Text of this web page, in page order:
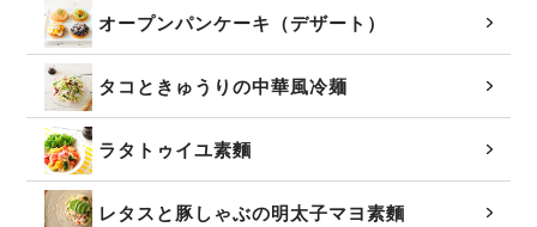
オープンパンケーキ（デザート）
タコときゅうりの中華風冷麺
ラタトゥイユ素麵
レタスと豚しゃぶの明太子マヨ素麵